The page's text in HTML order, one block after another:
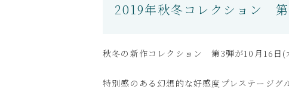
2019年秋冬コレクション 第
秋冬の新作コレクション 第3弾が10月16日(
特別感のある幻想的な好感度プレステージ